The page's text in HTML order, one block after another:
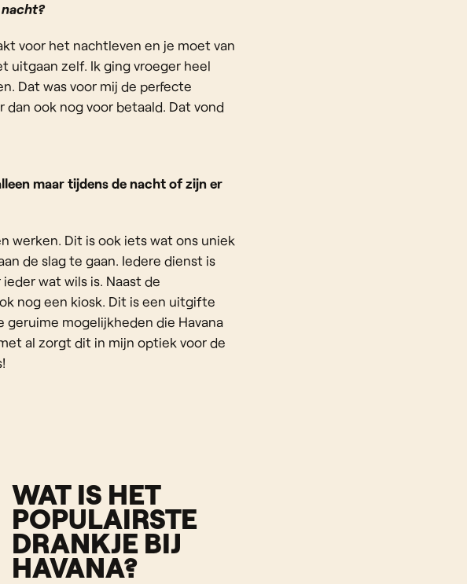
nacht?
voor het nachtleven en je moet van
uitgaan zelf. Ik ging vroeger heel
Dat was voor mij de perfecte
ook nog voor betaald. Dat vond
maar tijdens de nacht of zijn er
werken. Dit is ook iets wat ons uniek
de slag te gaan. Iedere dienst is
wat wils is. Naast de
nog een kiosk. Dit is een uitgifte
mogelijkheden die Havana
al zorgt dit in mijn optiek voor de
WAT IS HET
POPULAIRSTE
DRANKJE BIJ
HAVANA?